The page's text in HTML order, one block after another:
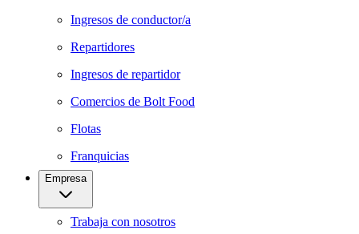
Ingresos de conductor/a
Repartidores
Ingresos de repartidor
Comercios de Bolt Food
Flotas
Franquicias
Empresa
Trabaja con nosotros